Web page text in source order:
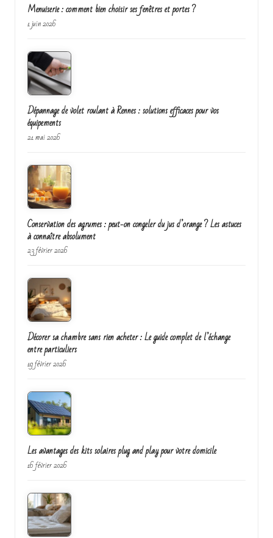
Menuiserie : comment bien choisir ses fenêtres et portes ?
1 juin 2026
Dépannage de volet roulant à Rennes : solutions efficaces pour vos
équipements
21 mai 2026
Conservation des agrumes : peut-on congeler du jus d’orange ? Les astuces
à connaître absolument
23 février 2026
Décorer sa chambre sans rien acheter : Le guide complet de l’échange
entre particuliers
19 février 2026
Les avantages des kits solaires plug and play pour votre domicile
16 février 2026